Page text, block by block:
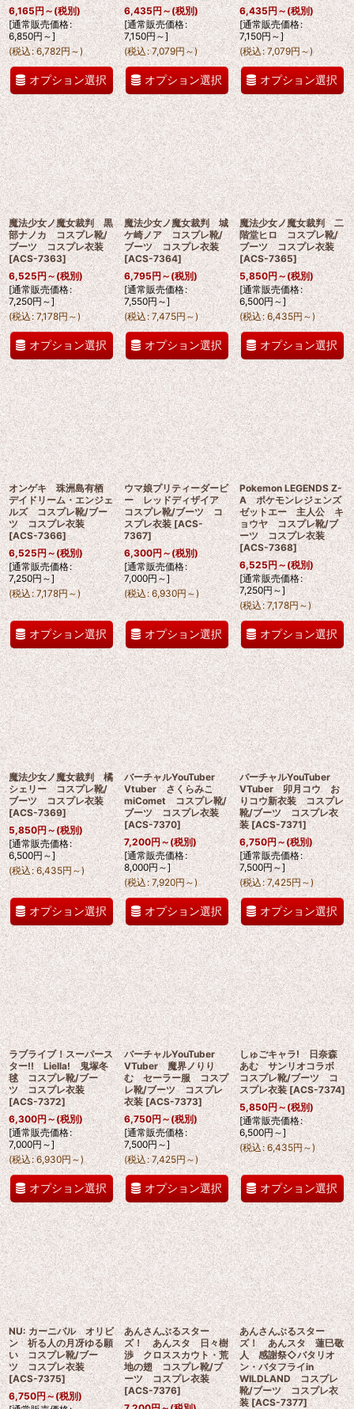
6,165円～(税別)
[通常販売価格:
6,850円～]
(税込: 6,782円～)
オプション選択
6,435円～(税別)
[通常販売価格:
7,150円～]
(税込: 7,079円～)
オプション選択
6,435円～(税別)
[通常販売価格:
7,150円～]
(税込: 7,079円 ～)
オプション選択
魔法少女ノ魔女裁判 黒
部ナノカ コスプレ靴/
ブーツ コスプレ衣装
[ACS-7363]
6,525円～(税別)
[通常販売価格:
7,250円 ～]
(税込: 7,178円～)
オプション選択
魔法少女ノ魔女裁判 城
ケ崎ノア コスプレ靴/
ブーツ コスプレ衣装
[ACS-7364]
6,795円～(税別)
[通常販売価格:
7,550円～]
(税込: 7,475円～)
オプション選択
魔法少女ノ魔女裁判 二
階堂ヒロ コスプレ靴/
ブーツ コスプレ衣装
[ACS-7365]
5,850円～(税別)
[通常販売価格:
6,500円～]
(税込: 6,435円～)
オプション選択
オンゲキ 珠洲島有栖
デイドリーム・エンジェ
ルズ コスプレ靴/ブー
ツ コスプレ衣装
[ACS-7366]
6,525円～(税別)
[通常販売価格:
7,250円～]
(税込: 7,178円～)
オプション選択
ウマ娘プリティーダービ
ー レッドディザイア
コスプレ靴/ブーツ コ
スプレ衣装 [ACS-
7367]
6,300円～(税別)
[通常販売価格:
7,000円～]
(税込: 6,930円 ～)
オプション選択
Pokemon LEGENDS Z-
A ポケモンレジェンズ
ゼットエー 主人公 キ
ョウヤ コスプレ靴/ブ
ーツ コスプレ衣装
[ACS-7368]
6,525円～(税別)
[通常販売価格:
7,250円～]
(税込: 7,178円～)
オプション選択
魔法少女ノ魔女裁判 橘
シェリー コスプレ靴/
ブーツ コスプレ衣装
[ACS-7369]
5,850円～(税別)
[通常販売価格:
6,500円～]
(税込: 6,435円～)
オプション選択
バーチャルYouTuber
Vtuber さくらみこ
miComet コスプレ靴/
ブーツ コスプレ衣装
[ACS-7370]
7,200円～(税別)
[通常販売価格:
8,000円～]
(税込: 7,920円～)
オプション選択
バーチャルYouTuber
VTuber 卯月コウ お
りコウ新衣装 コスプレ
靴/ブーツ コスプレ衣
装 [ACS-7371]
6,750円～(税別)
[通常販売価格:
7,500円～]
(税込: 7,425円～)
オプション選択
ラブライブ！スーパース
ター!! Liella! 鬼塚冬
毬 コスプレ靴/ブー
ツ コスプレ衣装
[ACS-7372]
6,300円～(税別)
[通常販売価格:
7,000円 ～]
(税込: 6,930円～)
オプション選択
バーチャルYouTuber
VTuber 魔界ノりり
む セーラー服 コスプ
レ靴/ブーツ コスプレ
衣装 [ACS-7373]
6,750円～(税別)
[通常販売価格:
7,500円～]
(税込: 7,425円～)
オプション選択
しゅごキャラ! 日奈森
あむ サンリオコラボ
コスプレ靴/ブーツ コ
スプレ衣装 [ACS-7374]
5,850円～(税別)
[通常販売価格:
6,500円～]
(税込: 6,435円～)
オプション選択
NU: カーニバル オリビ
ン 祈る人の月冴ゆる願
い コスプレ靴/ブー
ツ コスプレ衣装
[ACS-7375]
6,750円～(税別)
あんさんぶるスター
ズ！ あんスタ 日々樹
渉 クロススカウト・荒
地の翅 コスプレ靴/ブ
ーツ コスプレ衣装
[ACS-7376]
あんさんぶるスター
ズ！ あんスタ 蓮巳敬
人 感謝祭◇バタリオ
ン・バタフライin
WILDLAND コスプレ
靴/ブーツ コスプレ衣
装 [ACS-7377]